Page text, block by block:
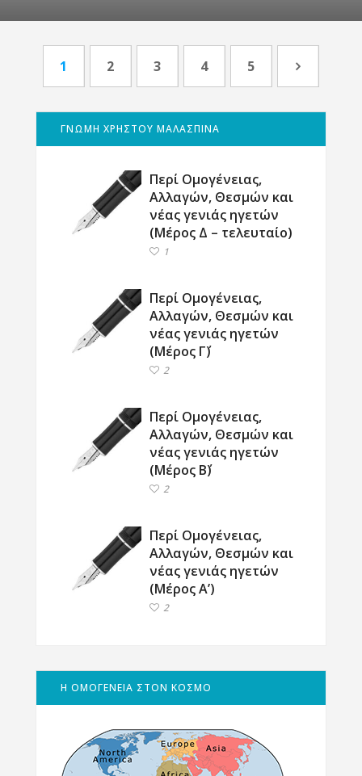
1 2 3 4 5
ΓΝΩΜΗ ΧΡΗΣΤΟΥ ΜΑΛΑΣΠΙΝΑ
Περί Ομογένειας,
Αλλαγών, Θεσμών και
νέας γενιάς ηγετών
(Μέρος Δ – τελευταίο)
1
Περί Ομογένειας,
Αλλαγών, Θεσμών και
νέας γενιάς ηγετών
(Μέρος Γ΄)
2
Περί Ομογένειας,
Αλλαγών, Θεσμών και
νέας γενιάς ηγετών
(Μέρος Β΄)
2
Περί Ομογένειας,
Αλλαγών, Θεσμών και
νέας γενιάς ηγετών
(Μέρος Α’)
2
Η ΟΜΟΓΕΝΕΙΑ ΣΤΟΝ ΚΟΣΜΟ